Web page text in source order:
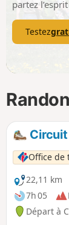
partez
Testez
Office de
22,11 km
7h 05
Départ à